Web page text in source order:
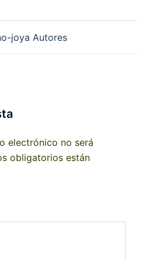
joya Autores
electrónico no será
obligatorios están